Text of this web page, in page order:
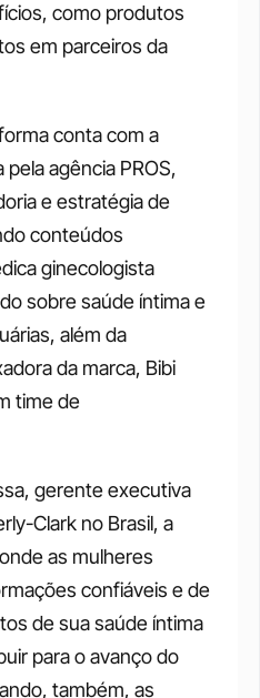
como produtos
em parceiros da
conta com a
agência PROS,
e estratégia de
conteúdos
ginecologista
sobre saúde íntima e
além da
da marca, Bibi
time de
gerente executiva
Clark no Brasil, a
as mulheres
confiáveis e de
de sua saúde íntima
para o avanço do
também, as